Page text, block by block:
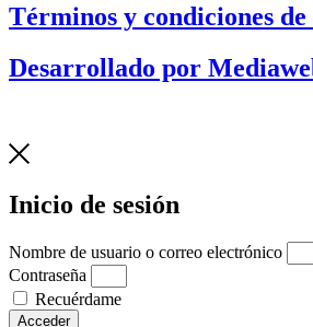
Términos y condiciones de
Desarrollado por
Inicio de sesión
Nombre de usuario o correo electrónico
Contraseña
Recuérdame
Acceder